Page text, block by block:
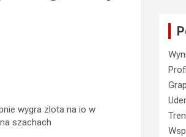
wygra zlota na io w
szachach